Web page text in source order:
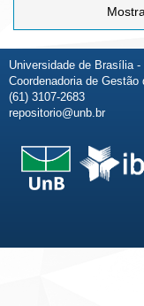
Universidade de Brasília
Coordenadoria de
(61) 3107-2683
repositorio@unb.br